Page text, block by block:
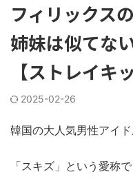
フィリックス
姉妹は似てな
【ストレイキ
2025-02-26
韓国の大人気男性アイ
「スキズ」という愛称